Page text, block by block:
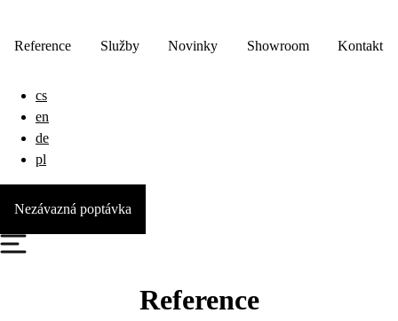
Reference Služby Novinky Showroom Kontakt
cs
en
de
pl
Nezávazná poptávka
Reference